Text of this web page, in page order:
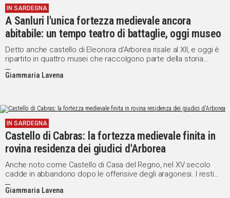
IN
ITALIA
NEL
MONDO
SPORT
STORIE
VIDEO
Vai
UNISCITI
AL CANALE
IN SARDEGNA
A Sanluri l'unica fortezza medievale ancora
abitabile: un tempo teatro di battaglie, oggi museo
Detto anche castello di Eleonora d'Arborea risale al XII, e oggi è
ripartito in quattro musei che raccolgono parte della storia
isolana
Giammaria Lavena
IN SARDEGNA
Castello di Cabras: la fortezza medievale finita in
rovina residenza dei giudici d'Arborea
Anche noto come Castello di Casa del Regno, nel XV secolo
cadde in abbandono dopo le offensive degli aragonesi. I resti
vennero utilizzati cinque secoli più tardi per la costruzione della
chiesa di Santa Maria
Giammaria Lavena